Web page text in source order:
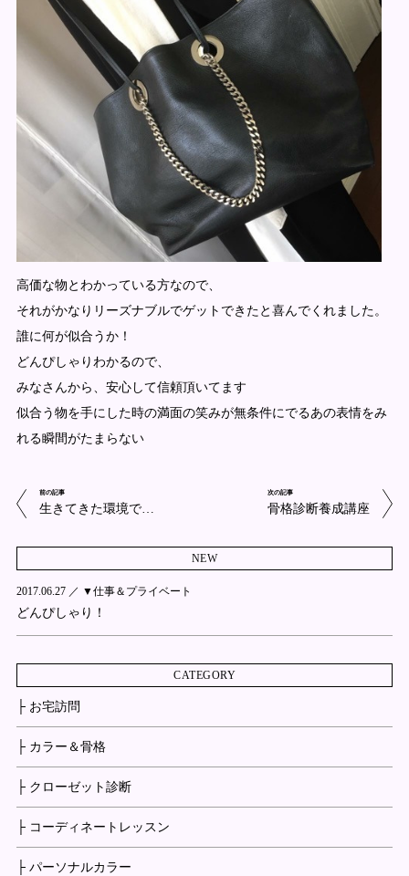
高価な物とわかっている方なので、
それがかなりリーズナブルでゲットできたと喜んでくれました。
誰に何が似合うか！
どんぴしゃりわかるので、
みなさんから、安心して信頼頂いてます
似合う物を手にした時の満面の笑みが無条件にでるあの表情をみ
れる瞬間がたまらない
前の記事
生きてきた環境で…
次の記事
骨格診断養成講座
NEW
2017.06.27 ／ ▼仕事＆プライベート
どんぴしゃり！
CATEGORY
├ お宅訪問
├ カラー＆骨格
├ クローゼット診断
├ コーディネートレッスン
├ パーソナルカラー